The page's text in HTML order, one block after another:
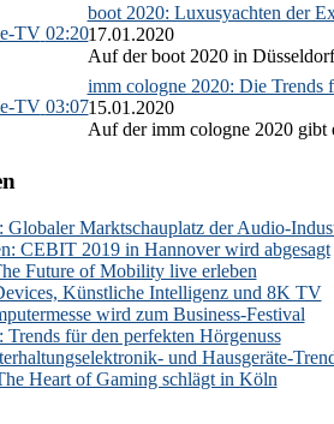
02:20
boot 2020: Luxusyachten der
17.01.2020
Auf der boot 2020 in
03:07
imm cologne 2020: Die Trends
15.01.2020
Auf der imm cologne 2020 gibt
Marktschauplatz der Audio-
CEBIT 2019 in Hannover wird abgesagt
Future of Mobility live erleben
Künstliche Intelligenz und 8K TV
wird zum Business-Festival
für den perfekten Hörgenuss
und Hausgeräte-
Heart of Gaming schlägt in Köln